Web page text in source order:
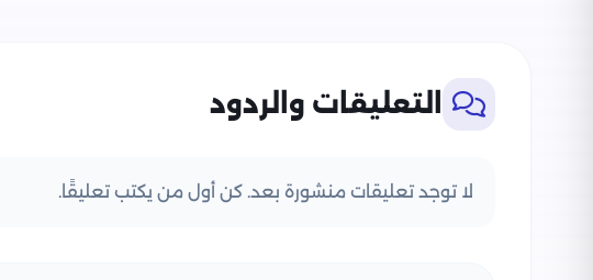
التعليقات والردود
لا توجد تعليقات منشورة بعد. كن أول من يكتب تعليقًا.